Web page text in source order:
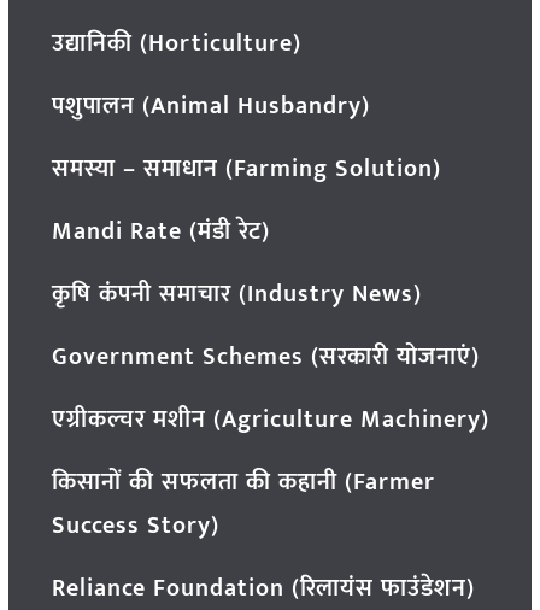
उद्यानिकी (Horticulture)
पशुपालन (Animal Husbandry)
समस्या – समाधान (Farming Solution)
Mandi Rate (मंडी रेट)
कृषि कंपनी समाचार (Industry News)
Government Schemes (सरकारी योजनाएं)
एग्रीकल्चर मशीन (Agriculture Machinery)
किसानों की सफलता की कहानी (Farmer
Success Story)
Reliance Foundation (रिलायंस फाउंडेशन)